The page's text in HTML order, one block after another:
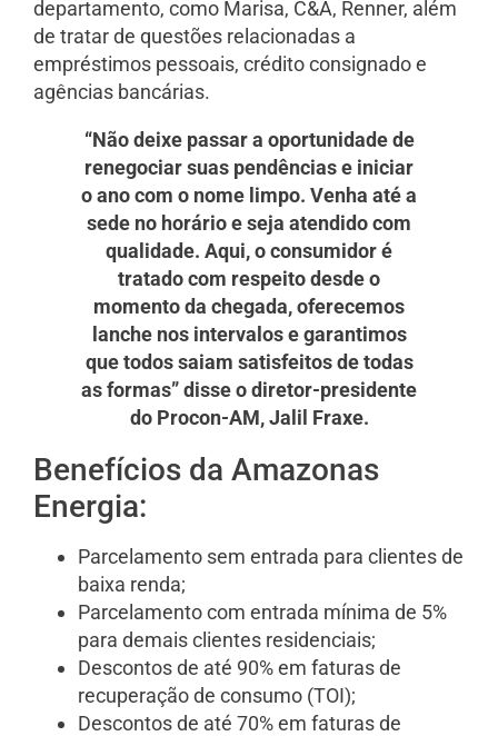
departamento, como Marisa, C&A, Renner, além
de tratar de questões relacionadas a
empréstimos pessoais, crédito consignado e
agências bancárias.
“Não deixe passar a oportunidade de
renegociar suas pendências e iniciar
o ano com o nome limpo. Venha até a
sede no horário e seja atendido com
qualidade. Aqui, o consumidor é
tratado com respeito desde o
momento da chegada, oferecemos
lanche nos intervalos e garantimos
que todos saiam satisfeitos de todas
as formas” disse o diretor-presidente
do Procon-AM, Jalil Fraxe.
Benefícios da Amazonas
Energia:
Parcelamento sem entrada para clientes de
baixa renda;
Parcelamento com entrada mínima de 5%
para demais clientes residenciais;
Descontos de até 90% em faturas de
recuperação de consumo (TOI);
Descontos de até 70% em faturas de